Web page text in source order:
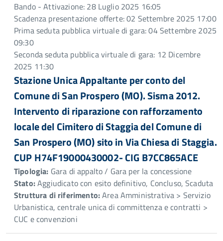
Bando - Attivazione: 28 Luglio 2025 16:05
Scadenza presentazione offerte: 02 Settembre 2025 17:00
Prima seduta pubblica virtuale di gara: 04 Settembre 2025
09:30
Seconda seduta pubblica virtuale di gara: 12 Dicembre
2025 11:30
Stazione Unica Appaltante per conto del
Comune di San Prospero (MO). Sisma 2012.
Intervento di riparazione con rafforzamento
locale del Cimitero di Staggia del Comune di
San Prospero (MO) sito in Via Chiesa di Staggia.
CUP H74F19000430002- CIG B7CC865ACE
Tipologia: Gara di appalto / Gara per la concessione
Stato:Aggiudicato con esito definitivo, Concluso, Scaduta
Struttura di riferimento:Area Amministrativa > Servizio
Urbanistica, centrale unica di committenza e contratti >
CUC e convenzioni